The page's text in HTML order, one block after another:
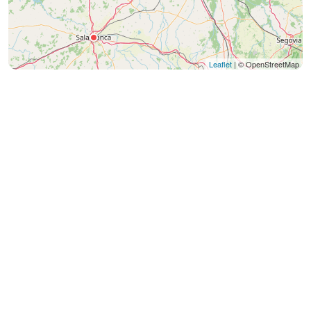
Leaflet | © OpenStreetMap